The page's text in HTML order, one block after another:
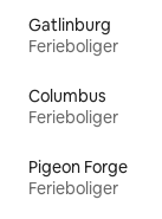
Gatlinburg
Ferieboliger
Columbus
Ferieboliger
Pigeon Forge
Ferieboliger